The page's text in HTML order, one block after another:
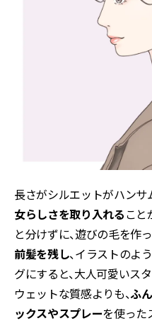
長さがシルエットがハンサ
女らしさを取り入れること
と分けずに、遊びの毛を作
前髪を残し、イラストのよ
グにすると、大人可愛いス
ウェットな質感よりも、ふ
ックスやスプレーを使った